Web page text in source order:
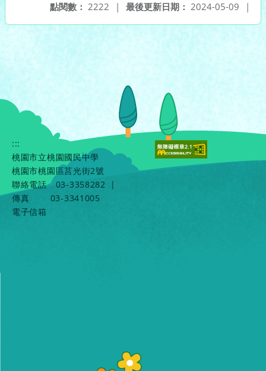
最後更新日期： 2024-05-09 |
點閱數： 2222 |
:::
桃園市立桃園國民中學
桃園市桃園區莒光街2號
聯絡電話
03-3358282
|
傳真
03-3341005
電子信箱